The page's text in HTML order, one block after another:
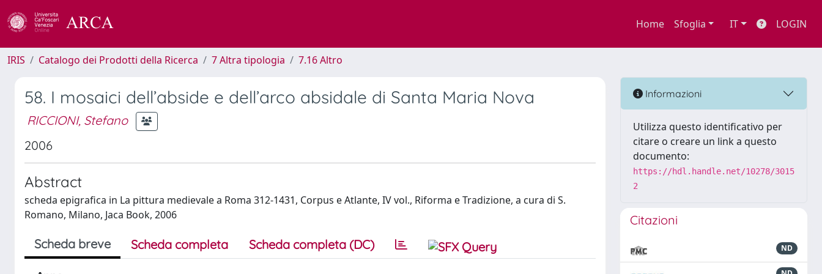
Home Sfoglia IT LOGIN
IRIS Catalogo dei Prodotti della Ricerca 7 Altra tipologia 7.16 Altro
58. I mosaici dell’abside e dell’arco absidale di Santa Maria Nova
RICCIONI, Stefano
2006
Abstract
scheda epigrafica in La pittura medievale a Roma 312-1431, Corpus e Atlante, IV vol., Riforma e Tradizione, a cura di S.
Romano, Milano, Jaca Book, 2006
Scheda breve Scheda completa Scheda completa (DC)
Informazioni
Utilizza questo identificativo per
citare o creare un link a questo
documento:
https://hdl.handle.net/10278/3015
2
Citazioni
ND